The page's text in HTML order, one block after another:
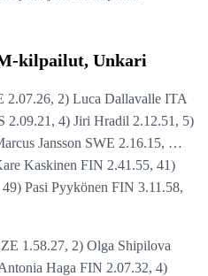
kilpailut, Unkari
2) Luca Dallavalle ITA
2.09.21, 4) Jiri Hradil 2.12.51, 5)
Jansson SWE 2.16.15, …
Kaskinen FIN 2.41.55, 41)
Pasi Pyykönen FIN 3.11.58,
1.58.27, 2) Olga Shipilova
Haga FIN 2.07.32, 4)